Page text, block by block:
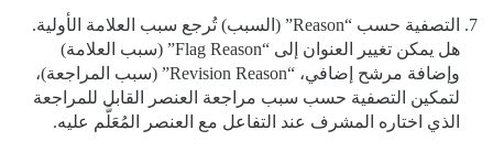
التصفية حسب “Reason” (السبب) تُرجع سبب العلامة الأولية.
هل يمكن تغيير العنوان إلى “Flag Reason” (سبب العلامة)
وإضافة مرشح إضافي، “Revision Reason” (سبب المراجعة)،
لتمكين التصفية حسب سبب مراجعة العنصر القابل للمراجعة
الذي اختاره المشرف عند التفاعل مع العنصر المُعَلَّم عليه.